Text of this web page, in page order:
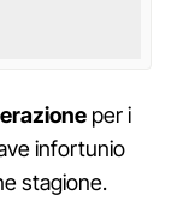
per i
infortunio
stagione.